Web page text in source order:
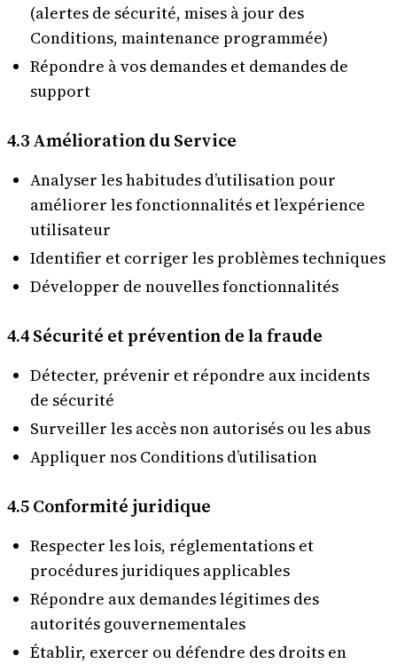
(alertes de sécurité, mises à jour des
Conditions, maintenance programmée)
Répondre à vos demandes et demandes de
support
4.3 Amélioration du Service
Analyser les habitudes d’utilisation pour
améliorer les fonctionnalités et l’expérience
utilisateur
Identifier et corriger les problèmes techniques
Développer de nouvelles fonctionnalités
4.4 Sécurité et prévention de la fraude
Détecter, prévenir et répondre aux incidents
de sécurité
Surveiller les accès non autorisés ou les abus
Appliquer nos Conditions d’utilisation
4.5 Conformité juridique
Respecter les lois, réglementations et
procédures juridiques applicables
Répondre aux demandes légitimes des
autorités gouvernementales
Établir, exercer ou défendre des droits en